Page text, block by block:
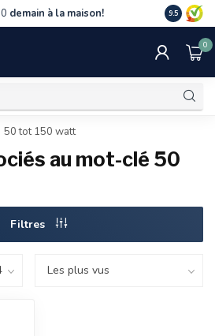
demain à la maison! La
de 75 €.
9.5
0
50 tot 150 watt
au mot-clé 50
Filtres